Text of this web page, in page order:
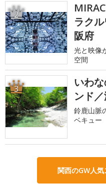
2
ラク
阪府
光と映像
空間
3
いわ
ンド
鈴鹿山脈
ベキュー
関西のGW人